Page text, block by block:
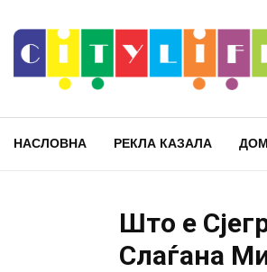
НАСЛОВНА РЕКЛА КАЗАЛА
Што е
Слаѓана